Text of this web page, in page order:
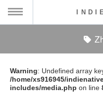
ス情報
Warning: Undefined array
/home/xs916945/
includes/media.php on line